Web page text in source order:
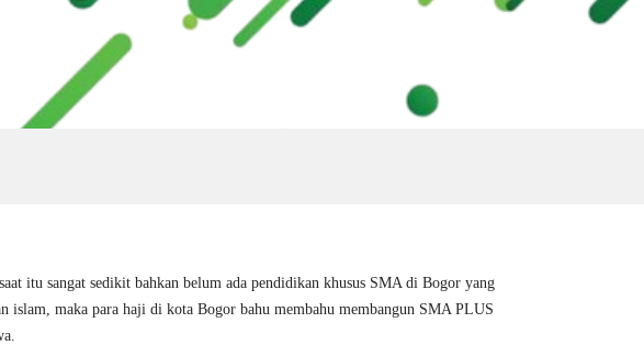
itu sangat sedikit bahkan belum ada pendidikan khusus SMA di Bogor yang
islam, maka para haji di kota Bogor bahu membahu membangun SMA PLUS